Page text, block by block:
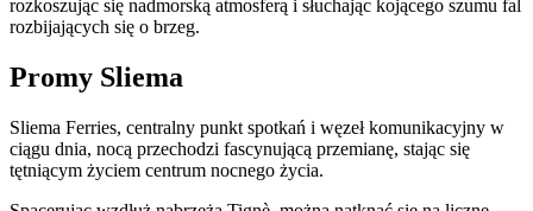
rozkoszując się nadmorską atmosferą i słuchając kojącego szumu fal
rozbijających się o brzeg.
Promy Sliema
Sliema Ferries, centralny punkt spotkań i węzeł komunikacyjny w
ciągu dnia, nocą przechodzi fascynującą przemianę, stając się
tętniącym życiem centrum nocnego życia.